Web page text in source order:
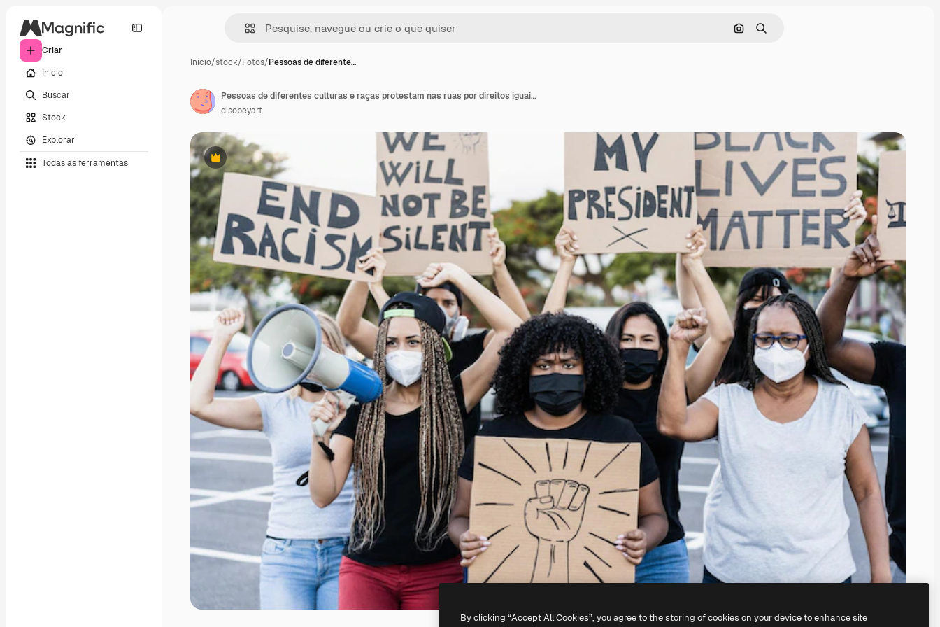
Criar
Início
Buscar
Stock
Explorar
Todas as ferramentas
Pesquisar por imagem
Buscar
Início/stock/Fotos/Pessoas de diferente…
Premium
Pessoas de diferentes culturas e raças protestam nas ruas por direitos iguais durante o surto de coronavírus - Foco no rosto de mulher sênior
disobeyart
By clicking “Accept All Cookies”, you agree to the storing of cookies on your device to enhance site